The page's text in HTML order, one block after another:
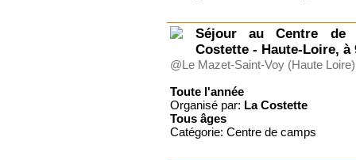
Séjour au Centre de
Costette - Haute-Loire,
@Le Mazet-Saint-Voy (Haute
Toute l'année
Organisé par: La Costette
Tous âges
Catégorie: Centre de camps